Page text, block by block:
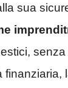
sua
senza
finanziaria,